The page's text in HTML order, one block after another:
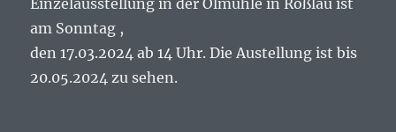
am Sonntag ,
den 17.03.2024 ab 14 Uhr. Die Austellung ist bis
20.05.2024 zu sehen.